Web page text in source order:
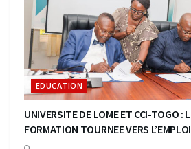
EDUCATION
UNIVERSITE DE LOME ET CCI-TOGO :
FORMATION TOURNEE VERS